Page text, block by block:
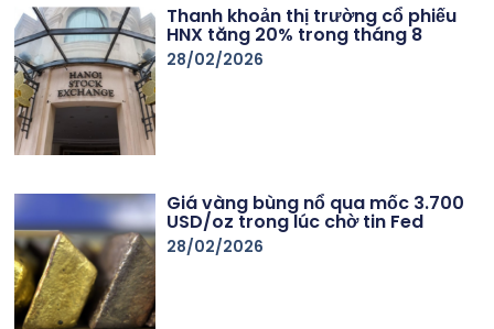
Thanh khoản thị trường cổ phiếu
HNX tăng 20% trong tháng 8
28/02/2026
Giá vàng bùng nổ qua mốc 3.700
USD/oz trong lúc chờ tin Fed
28/02/2026